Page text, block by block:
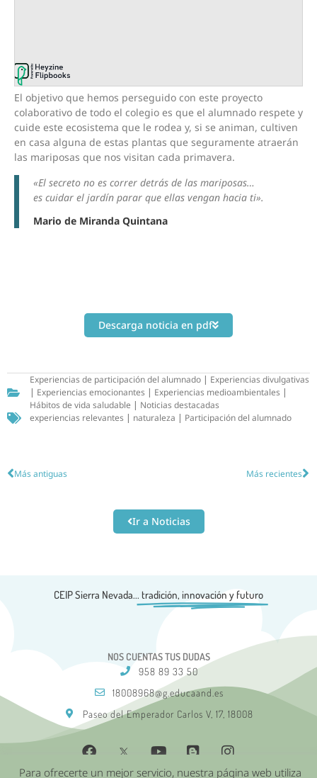
El objetivo que hemos perseguido con este proyecto
colaborativo de todo el colegio es que el alumnado respete y
cuide este ecosistema que le rodea y, si se animan, cultiven
en casa alguna de estas plantas que seguramente atraerán
las mariposas que nos visitan cada primavera.
«El secreto no es correr detrás de las mariposas…
es cuidar el jardín parar que ellas vengan hacia ti».
Mario de Miranda Quintana
Descarga noticia en pdf
Experiencias de participación del alumnado | Experiencias divulgativas
| Experiencias emocionantes | Experiencias medioambientales |
Hábitos de vida saludable | Noticias destacadas
experiencias relevantes | naturaleza | Participación del alumnado
Más antiguas Más recientes
Ir a Noticias
CEIP Sierra Nevada... tradición, innovación y futuro
NOS CUENTAS TUS DUDAS
958 89 33 50
18008968@g.educaand.es
Paseo del Emperador Carlos V, 17, 18008
Para ofrecerte un mejor servicio, nuestra página web utiliza